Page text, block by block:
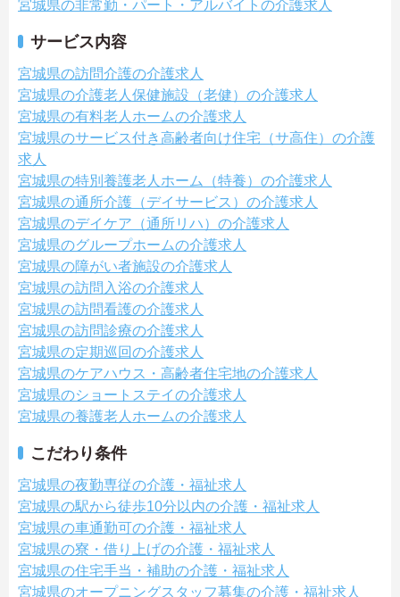
宮城県の非常勤・パート・アルバイトの介護求人
サービス内容
宮城県の訪問介護の介護求人
宮城県の介護老人保健施設（老健）の介護求人
宮城県の有料老人ホームの介護求人
宮城県のサービス付き高齢者向け住宅（サ高住）の介護
求人
宮城県の特別養護老人ホーム（特養）の介護求人
宮城県の通所介護（デイサービス）の介護求人
宮城県のデイケア（通所リハ）の介護求人
宮城県のグループホームの介護求人
宮城県の障がい者施設の介護求人
宮城県の訪問入浴の介護求人
宮城県の訪問看護の介護求人
宮城県の訪問診療の介護求人
宮城県の定期巡回の介護求人
宮城県のケアハウス・高齢者住宅地の介護求人
宮城県のショートステイの介護求人
宮城県の養護老人ホームの介護求人
こだわり条件
宮城県の夜勤専従の介護・福祉求人
宮城県の駅から徒歩10分以内の介護・福祉求人
宮城県の車通勤可の介護・福祉求人
宮城県の寮・借り上げの介護・福祉求人
宮城県の住宅手当・補助の介護・福祉求人
宮城県のオープニングスタッフ募集の介護・福祉求人